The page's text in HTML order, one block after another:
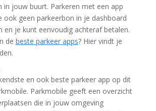
in jouw buurt. Parkeren met een app
ook geen parkeerbon in je dashboard
en je kunt eenvoudig achteraf betalen.
de beste parkeer apps? Hier vindt je
en ook beste parkeer app op dit
Parkmobile geeft een overzicht
die in jouw omgeving